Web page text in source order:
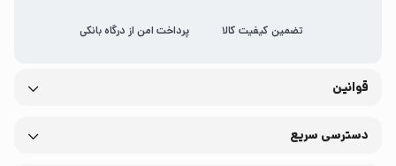
تضمین کیفیت کالا پرداخت امن از درگاه بانکی
قوانین
دسترسی سریع